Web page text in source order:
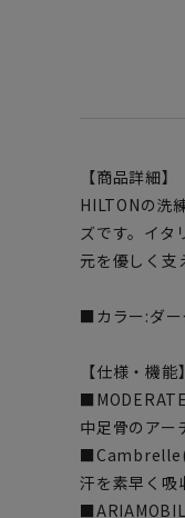
【商品詳細】
HILTONの洗
ズです。イタ
元を優しく支
■カラー:ダー
【仕様・機能】
中足骨のアー
汗を素早く吸